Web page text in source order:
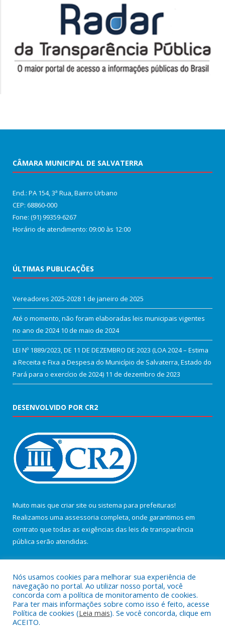
CÂMARA MUNICIPAL DE SALVATERRA
End.: PA 154, 3ª Rua, Bairro Urbano
CEP: 68860‑000
Fone: (91) 99359-6267
Horário de atendimento: 09:00 às 12:00
ÚLTIMAS PUBLICAÇÕES
Vereadores 2025-2028 1 de janeiro de 2025
Até o momento, não foram elaboradas leis municipais vigentes
no ano de 2024 10 de maio de 2024
LEI Nº 1889/2023, DE 11 DE DEZEMBRO DE 2023 (LOA 2024 – Estima
a Receita e Fixa a Despesa do Município de Salvaterra, Estado do
Pará para o exercício de 2024) 11 de dezembro de 2023
DESENVOLVIDO POR CR2
Muito mais que criar site ou sistema para prefeituras!
Realizamos uma assessoria completa, onde garantimos em
contrato que todas as exigências das leis de transparência
pública serão atendidas.
Todos os direitos reservados a Câmara Municipal de Salvaterra.
Nós usamos cookies para melhorar sua experiência de
navegação no portal. Ao utilizar nosso portal, você
concorda com a política de monitoramento de cookies.
Para ter mais informações sobre como isso é feito, acesse
Política de cookies (Leia mais). Se você concorda, clique em
ACEITO.